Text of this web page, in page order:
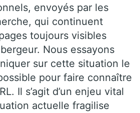
envoyés par les
qui continuent
toujours visibles
Nous essayons
sur cette situation le
pour faire connaître
Il s’agit d’un enjeu vital
actuelle fragilise